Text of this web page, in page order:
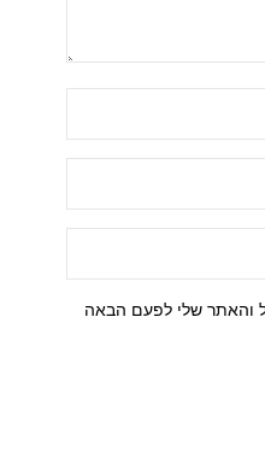
והאתר שלי לפעם הבאה